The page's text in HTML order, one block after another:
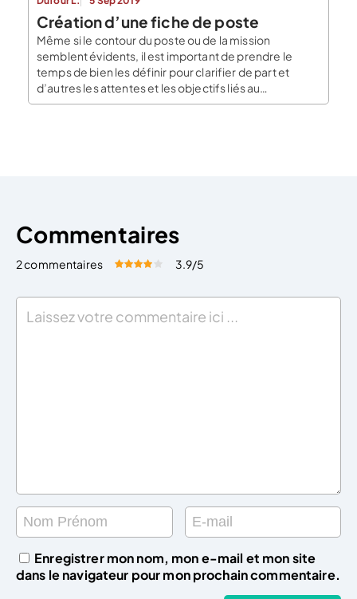
Création d’une fiche de poste
Même si le contour du poste ou de la mission
semblent évidents, il est important de prendre le
temps de bien les définir pour clarifier de part et
d’autres les attentes et les objectifs liés au
recrutement. Cette démarche permettre aussi de
Commentaires
2 commentaires Évaluez cet article:
3.9/5
Enregistrer mon nom, mon e-mail et mon site
dans le navigateur pour mon prochain commentaire.